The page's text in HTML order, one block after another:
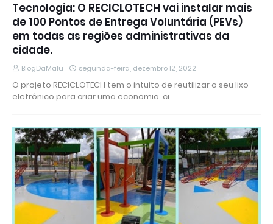
Tecnologia: O RECICLOTECH vai instalar mais
de 100 Pontos de Entrega Voluntária (PEVs)
em todas as regiões administrativas da
cidade.
BlogDaMalu segunda-feira, dezembro 12, 2022
O projeto RECICLOTECH tem o intuito de reutilizar o seu lixo
eletrônico para criar uma economia ci…